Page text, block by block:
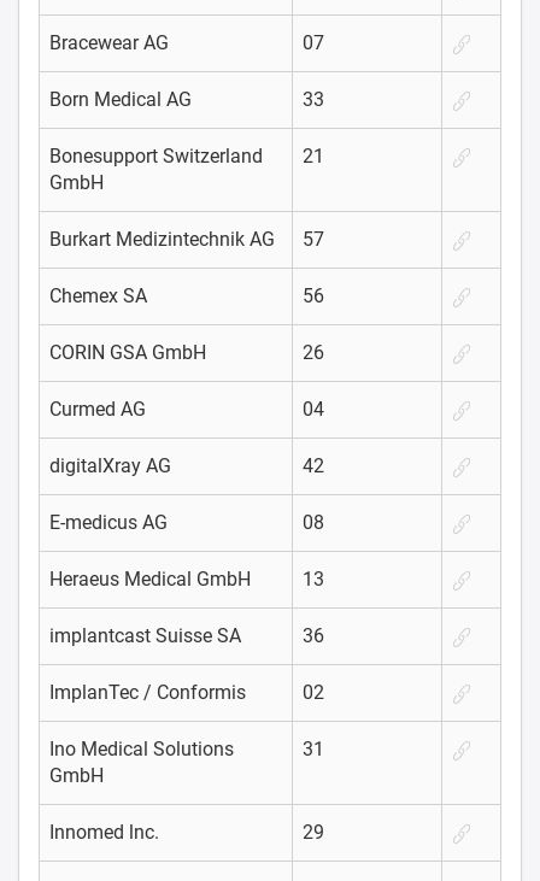
Bracewear AG 07
Born Medical AG 33
Bonesupport Switzerland
GmbH
21
Burkart Medizintechnik AG 57
Chemex SA 56
CORIN GSA GmbH 26
Curmed AG 04
digitalXray AG 42
E-medicus AG 08
Heraeus Medical GmbH 13
implantcast Suisse SA 36
ImplanTec / Conformis 02
Ino Medical Solutions
GmbH
31
Innomed lnc. 29